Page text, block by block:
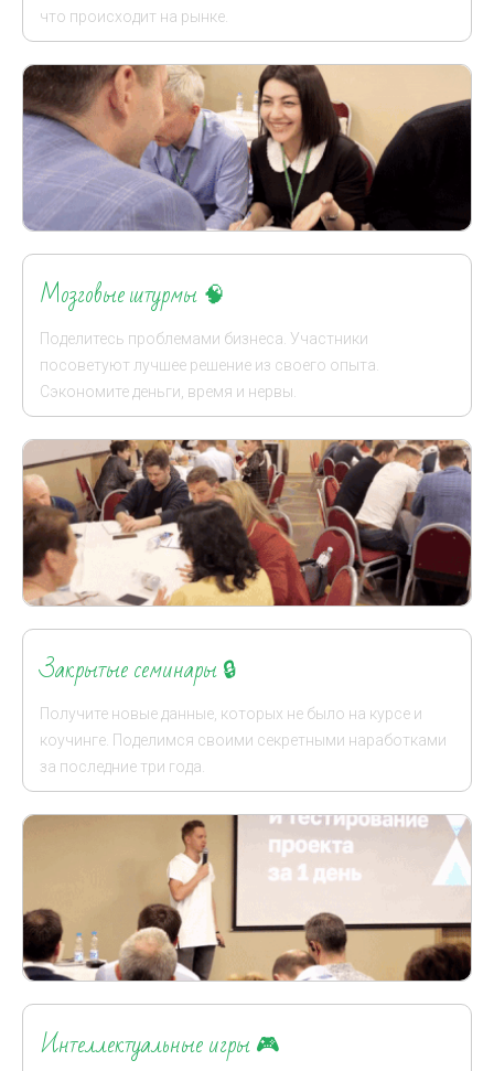
что происходит на рынке.
Мозговые штурмы🧠
Поделитесь проблемами бизнеса. Участники
посоветуют лучшее решение из своего опыта.
Сэкономите деньги, время и нервы.
Закрытые семинары🔒
Получите новые данные, которых не было на курсе и
коучинге. Поделимся своими секретными наработками
за последние три года.
Интеллектуальные игры🎮